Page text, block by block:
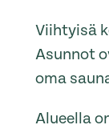
Viihtyisä
Asunnot
oma
Alueella